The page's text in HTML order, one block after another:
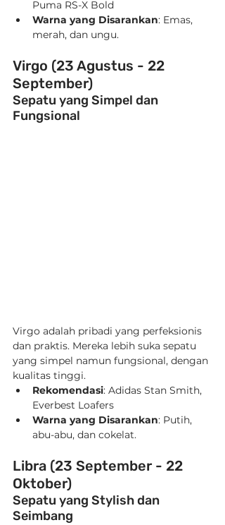
Puma RS-X Bold
Warna yang Disarankan: Emas,
merah, dan ungu.
Virgo (23 Agustus - 22
September)
Sepatu yang Simpel dan
Fungsional
Virgo adalah pribadi yang perfeksionis
dan praktis. Mereka lebih suka sepatu
yang simpel namun fungsional, dengan
kualitas tinggi.
Rekomendasi: Adidas Stan Smith,
Everbest Loafers
Warna yang Disarankan: Putih,
abu-abu, dan cokelat.
Libra (23 September - 22
Oktober)
Sepatu yang Stylish dan
Seimbang